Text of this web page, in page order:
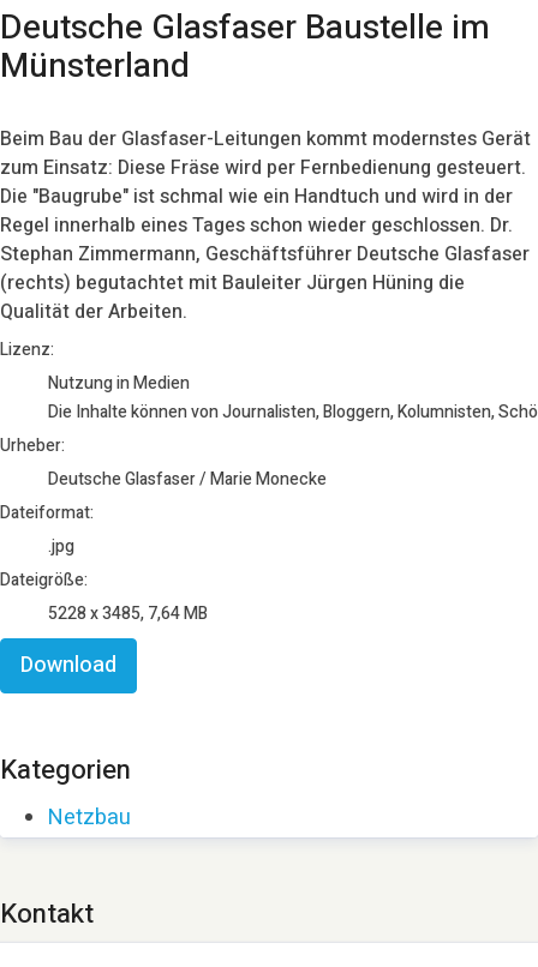
Deutsche Glasfaser Baustelle im
Münsterland
Beim Bau der Glasfaser-Leitungen kommt modernstes Gerät
zum Einsatz: Diese Fräse wird per Fernbedienung gesteuert.
Die "Baugrube" ist schmal wie ein Handtuch und wird in der
Regel innerhalb eines Tages schon wieder geschlossen. Dr.
Stephan Zimmermann, Geschäftsführer Deutsche Glasfaser
(rechts) begutachtet mit Bauleiter Jürgen Hüning die
Qualität der Arbeiten.
Deutsche Glasfaser / Marie Monecke
Lizenz:
Nutzung in Medien
Die Inhalte können von Journalisten, Bloggern, Kolumnisten,
Urheber:
Deutsche Glasfaser / Marie Monecke
Dateiformat:
.jpg
Dateigröße:
5228 x 3485, 7,64 MB
Download
Kategorien
Netzbau
Kontakt